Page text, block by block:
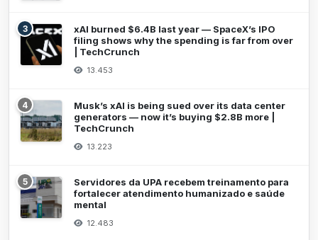
3
xAI burned $6.4B last year — SpaceX’s IPO
filing shows why the spending is far from over
| TechCrunch
13.453
4
Musk’s xAI is being sued over its data center
generators — now it’s buying $2.8B more |
TechCrunch
13.223
5
Servidores da UPA recebem treinamento para
fortalecer atendimento humanizado e saúde
mental
12.483